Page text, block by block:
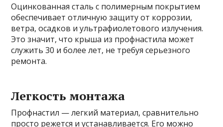
Оцинкованная сталь с полимерным покрытием
обеспечивает отличную защиту от коррозии,
ветра, осадков и ультрафиолетового излучения.
Это значит, что крыша из профнастила может
служить 30 и более лет, не требуя серьезного
ремонта.
Легкость монтажа
Профнастил — легкий материал, сравнительно
просто режется и устанавливается. Его можно